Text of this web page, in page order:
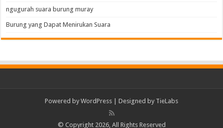
ngugurah suara burung muray
Burung yang Dapat Menirukan Suara
Powered by WordPress | Designed by TieLabs
© Copyright 2026, All Rights Reserved